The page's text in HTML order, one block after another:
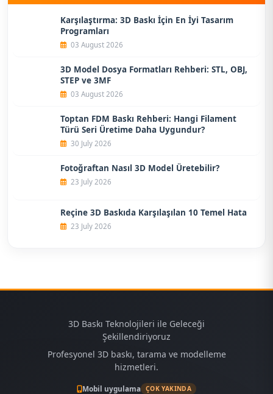
Karşılaştırma: 3D Baskı İçin En İyi Tasarım
Programları
03 August 2026
3D Model Dosya Formatları Rehberi: STL, OBJ,
STEP ve 3MF
03 August 2026
Toptan FDM Baskı Rehberi: Hangi Filament
Türü Seri Üretime Daha Uygundur?
30 July 2026
Fotoğraftan Nasıl 3D Model Üretebilir?
23 July 2026
Reçine 3D Baskıda Karşılaşılan 10 Temel Hata
23 July 2026
3D Baskı Teknolojileri ile Geleceği
Şekillendiriyoruz
Profesyonel 3D baskı, tarama ve modelleme
hizmetleri.
Mobil uygulama ÇOK YAKINDA